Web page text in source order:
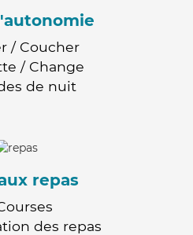
/ Coucher
/ Change
de nuit
repas
des repas